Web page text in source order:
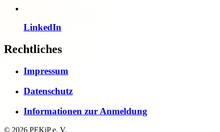
LinkedIn
Rechtliches
Impressum
Datenschutz
Informationen zur Anmeldung
© 2026 PEKiP e. V.